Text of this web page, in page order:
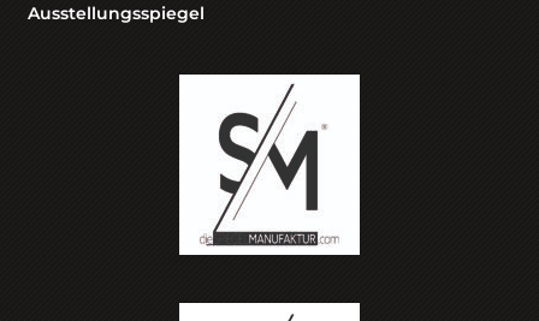
Ausstellungsspiegel